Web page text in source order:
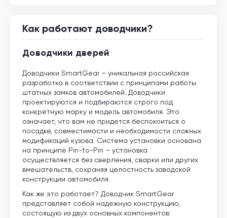
Как работают доводчики?
Доводчики дверей
Доводчики SmartGear – уникальная российская
разработка в соответствии с принципами работы
штатных замков автомобилей. Доводчики
проектируются и подбираются строго под
конкретную марку и модель автомобиля. Это
означает, что вам не придется беспокоиться о
посадке, совместимости и необходимости сложных
модификаций кузова. Система установки основана
на принципе Pin-to-Pin – установка
осуществляется без сверления, сварки или других
вмешательств, сохраняя целостность заводской
конструкции автомобиля.
Как же это работает? Доводчик SmartGear
представляет собой надежную конструкцию,
состоящую из двух основных компонентов: